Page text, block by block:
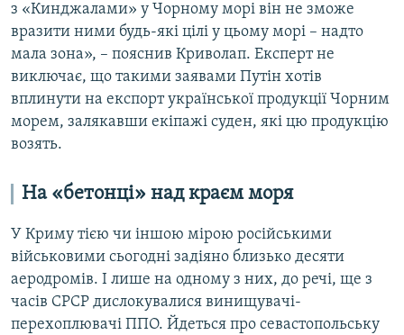
з «Кинджалами» у Чорному морі він не зможе
вразити ними будь-які цілі у цьому морі – надто
мала зона», – пояснив Криволап. Експерт не
виключає, що такими заявами Путін хотів
вплинути на експорт української продукції Чорним
морем, залякавши екіпажі суден, які цю продукцію
возять.
На «бетонці» над краєм моря
У Криму тією чи іншою мірою російськими
військовими сьогодні задіяно близько десяти
аеродромів. І лише на одному з них, до речі, ще з
часів СРСР дислокувалися винищувачі-
перехоплювачі ППО. Йдеться про севастопольську